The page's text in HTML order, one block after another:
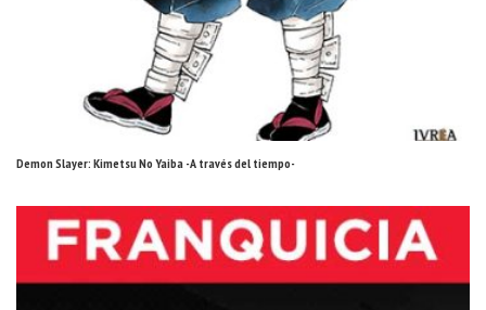
Demon Slayer: Kimetsu No Yaiba -A través del tiempo-